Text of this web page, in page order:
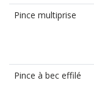
Pince multiprise
Pince à bec effilé